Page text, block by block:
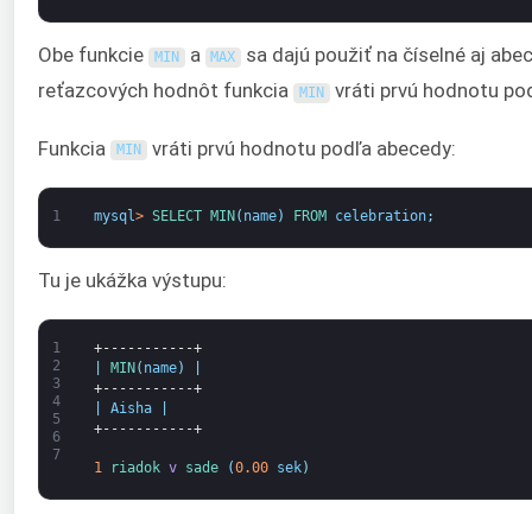
Obe funkcie MIN a MAX
sa dajú použiť na číselné aj
reťazcových hodnôt funkcia
MIN vráti prvú hodnotu
Funkcia MIN vráti prvú hodnotu podľa abecedy:
1 mysql> SELECT MIN ( name) FROM celebration;
Tu je ukážka výstupu:
1
2
3
4
5
6
7
+-----------+
MIN ( name)
+-----------+
Aisha
+-----------+
1 riadok v sade (0.00 sek)